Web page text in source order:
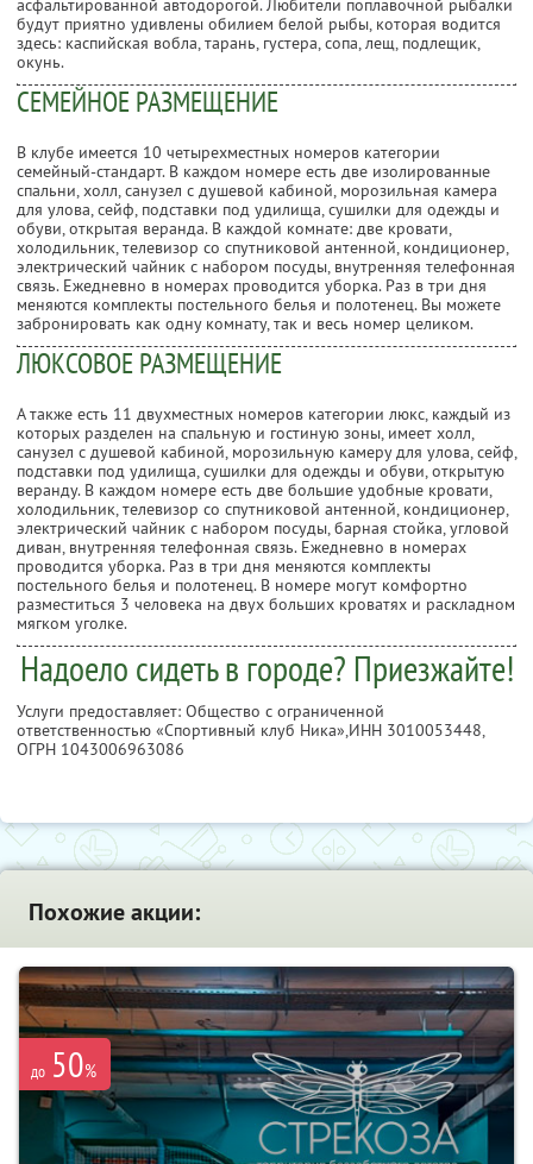
асфальтированной автодорогой. Любители поплавочной рыбалки
будут приятно удивлены обилием белой рыбы, которая водится
здесь: каспийская вобла, тарань, густера, сопа, лещ, подлещик,
окунь.
СЕМЕЙНОЕ РАЗМЕЩЕНИЕ
В клубе имеется 10 четырехместных номеров категории
семейный-стандарт. В каждом номере есть две изолированные
спальни, холл, санузел с душевой кабиной, морозильная камера
для улова, сейф, подставки под удилища, сушилки для одежды и
обуви, открытая веранда. В каждой комнате: две кровати,
холодильник, телевизор со спутниковой антенной, кондиционер,
электрический чайник с набором посуды, внутренняя телефонная
связь. Ежедневно в номерах проводится уборка. Раз в три дня
меняются комплекты постельного белья и полотенец. Вы можете
забронировать как одну комнату, так и весь номер целиком.
ЛЮКСОВОЕ РАЗМЕЩЕНИЕ
А также есть 11 двухместных номеров категории люкс, каждый из
которых разделен на спальную и гостиную зоны, имеет холл,
санузел с душевой кабиной, морозильную камеру для улова, сейф,
подставки под удилища, сушилки для одежды и обуви, открытую
веранду. В каждом номере есть две большие удобные кровати,
холодильник, телевизор со спутниковой антенной, кондиционер,
электрический чайник с набором посуды, барная стойка, угловой
диван, внутренняя телефонная связь. Ежедневно в номерах
проводится уборка. Раз в три дня меняются комплекты
постельного белья и полотенец. В номере могут комфортно
разместиться 3 человека на двух больших кроватях и раскладном
мягком уголке.
Надоело сидеть в городе? Приезжайте!
Услуги предоставляет: Общество с ограниченной
ответственностью «Спортивный клуб Ника»,ИНН 3010053448,
ОГРН 1043006963086
Похожие акции:
до 50%